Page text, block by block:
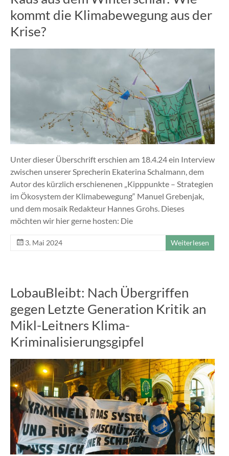
kommt die Klimabewegung aus der
Krise?
Unter dieser Überschrift erschien am 18.4.24 ein Interview
zwischen unserer Sprecherin Ekaterina Schalmann, dem
Autor des kürzlich erschienenen „Kipppunkte – Strategien
im Ökosystem der Klimabewegung“ Manuel Grebenjak,
und dem mosaik Redakteur Hannes Grohs. Dieses
möchten wir hier gerne hosten: Die
3. Mai 2024 Weiterlesen
LobauBleibt: Nach Übergriffen
gegen Letzte Generation Kritik an
Mikl-Leitners Klima-
Kriminalisierungsgipfel